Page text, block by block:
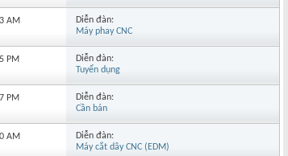
AM
Diễn đàn:
Máy phay CNC
PM
Diễn đàn:
Tuyển dụng
PM
Diễn đàn:
Cần bán
AM
Diễn đàn:
Máy cắt dây CNC (EDM)